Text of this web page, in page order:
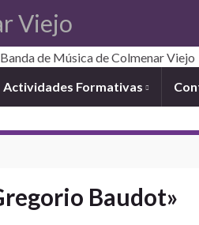
Viejo
Actividades Formativas
Baudot»